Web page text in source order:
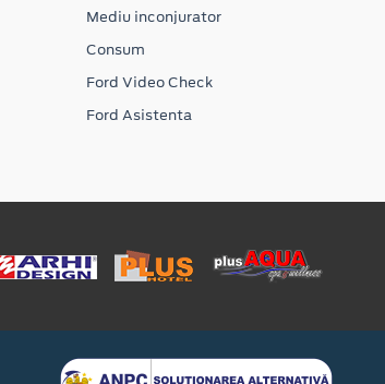
Mediu inconjurator
Consum
Ford Video Check
Ford Asistenta